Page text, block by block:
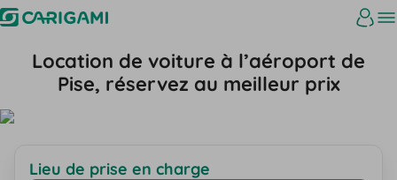
Location de voiture à l’aéroport de
Pise, réservez au meilleur prix
Lieu de prise en charge